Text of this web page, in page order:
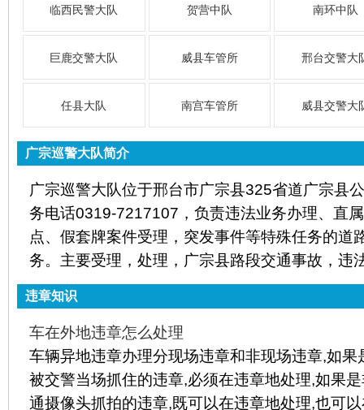
临西民警大队 贺营中队 南环中队
巨鹿交警大队 威县车管所 邢台交警大
任县大队 南宫车管所 威县交警大
广宗巡警大队简介
广宗巡警大队位于邢台市广宗县325省道广宗县
务电话0319-7217107，负责违法业务办理、直
点、假套牌案件受理，突发事件等特殊任务的道
务。主要受理，处理，广宗县路段交通事故，违
违章知识
车在外地违章怎么处理
车辆异地违章办理分现场违章和非现场违章,如果
被交警当场抓住的违章,必须在违章地处理,如果
通摄像头抓拍的违章,既可以在违章地处理,也可